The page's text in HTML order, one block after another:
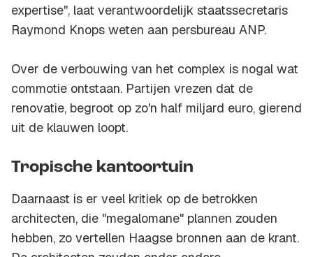
expertise'', laat verantwoordelijk staatssecretaris
Raymond Knops weten aan persbureau ANP.
Over de verbouwing van het complex is nogal wat
commotie ontstaan. Partijen vrezen dat de
renovatie, begroot op zo'n half miljard euro, gierend
uit de klauwen loopt.
Tropische kantoortuin
Daarnaast is er veel kritiek op de betrokken
architecten, die "megalomane" plannen zouden
hebben, zo vertellen Haagse bronnen aan de krant.